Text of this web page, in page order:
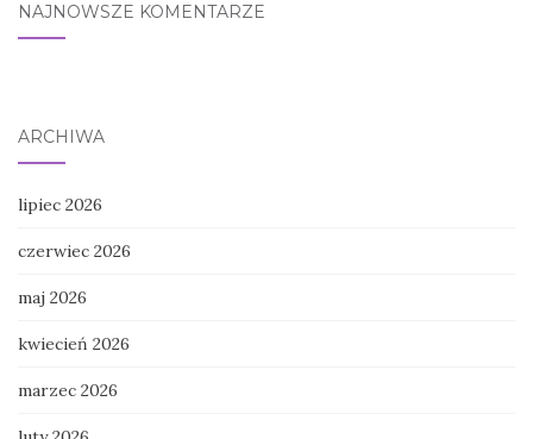
NAJNOWSZE KOMENTARZE
ARCHIWA
lipiec 2026
czerwiec 2026
maj 2026
kwiecień 2026
marzec 2026